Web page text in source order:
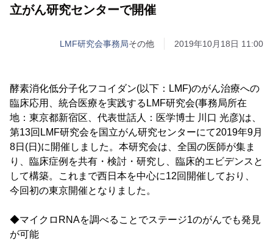
立がん研究センターで開催
LMF研究会事務局その他 2019年10月18日 11:00
酵素消化低分子化フコイダン(以下：LMF)のがん治療への
臨床応用、統合医療を実践するLMF研究会(事務局所在
地：東京都新宿区、代表世話人：医学博士 川口 光彦)は、
第13回LMF研究会を国立がん研究センターにて2019年9月
8日(日)に開催しました。本研究会は、全国の医師が集ま
り、臨床症例を共有・検討・研究し、臨床的エビデンスと
して構築。これまで西日本を中心に12回開催しており、
今回初の東京開催となりました。
◆マイクロRNAを調べることでステージ1のがんでも発見
が可能